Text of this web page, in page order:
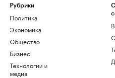
Рубрики
Политика
Экономика
Общество
Бизнес
Технологии и
медиа